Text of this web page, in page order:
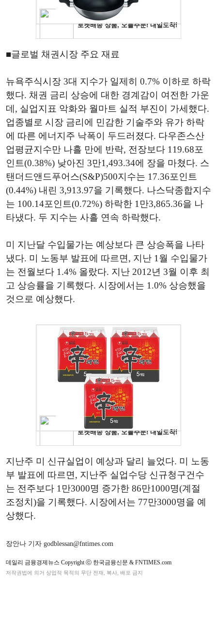
■글로벌 채권시장 주요 재료
뉴욕주식시장 3대 지수가 일제히 0.7% 이하로 하락
했다. 채권 금리 상승에 대한 경계감이 여전한 가운
데, 실업지표 악화와 월마트 실적 부진이 가세했다.
업종별로 시장 금리에 민감한 기술주와 유가 하락
에 따른 에너지주 낙폭이 두드러졌다. 다우존스산
업평균지수만 나흘 만에 반락, 전장보다 119.68포
인트(0.38%) 낮아진 3만1,493.34에 장을 마쳤다. 스
탠더드앤드푸어스(S&P)500지수는 17.36포인트
(0.44%) 내린 3,913.97을 기록했다. 나스닥종합지수
는 100.14포인트(0.72%) 하락한 1만3,865.36을 나
타냈다. 두 지수는 사흘 연속 하락했다.
미 지난달 수입물가는 예상보다 큰 상승폭을 나타
냈다. 미 노동부 발표에 따르면, 지난 1월 수입물가
는 전월보다 1.4% 올랐다. 지난 2012년 3월 이후 최
고 상승률을 기록했다. 시장에서는 1.0% 상승했을
것으로 예상했다.
지난주 미 신규실업이 예상과 달리 늘었다. 미 노동
부 발표에 따르면, 지난주 실업수당 신규청구건수
는 전주보다 1만3000명 증가한 86만1000명(계절
조정치)을 기록했다. 시장에서는 77만3000명을 예
상했다.
장안나 기자 godblessan@fntimes.com
데일리 금융경제뉴스 Copyright ⓒ 한국금융신문 & FNTIMES.com
저작권법에 의거 상업적 목적의 무단 전재, 복사, 배포 금지